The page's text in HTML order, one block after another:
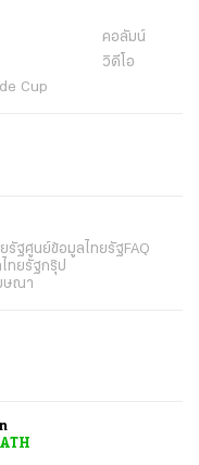
คอลัมน์
วิดีโอ
Cup
รัฐศูนย์ข้อมูลไทยรัฐFAQ
ทยรัฐกรุ๊ป
ษณา